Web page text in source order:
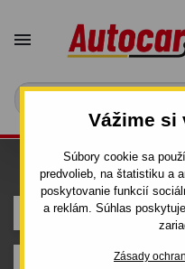
Vážime si
Súbory cookie sa
predvolieb, na štatistiku a
poskytovanie funkcií
a reklám. Súhlas
Zásady

Hľadám
MERCEDES